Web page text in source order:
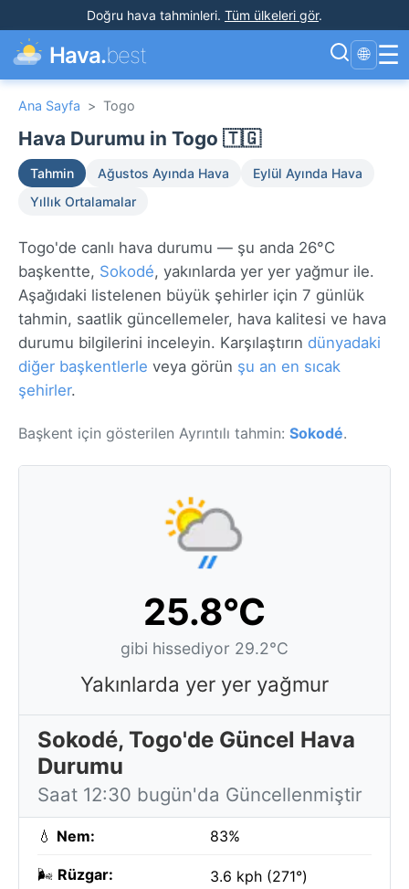
Doğru hava tahminleri. Tüm ülkeleri gör.
Hava.best 🌐 ☰
Ana Sayfa > Togo
Hava Durumu in Togo 🇹🇬
Tahmin Ağustos Ayında Hava
Eylül Ayında Hava
Yıllık Ortalamalar
Togo'de canlı hava durumu — şu anda 26°C
başkentte, Sokodé, yakınlarda yer yer yağmur ile.
Aşağıdaki listelenen büyük şehirler için 7 günlük
tahmin, saatlik güncellemeler, hava kalitesi ve hava
durumu bilgilerini inceleyin. Karşılaştırın dünyadaki
diğer başkentlerle veya görün şu an en sıcak
şehirler.
Başkent için gösterilen Ayrıntılı tahmin: Sokodé.
25.8°C
gibi hissediyor 29.2°C
Yakınlarda yer yer yağmur
Sokodé, Togo'de Güncel Hava
Durumu
Saat 12:30 bugün'da Güncellenmiştir
💧 Nem: 83%
🌬️ Rüzgar: 3.6 kph (271°)